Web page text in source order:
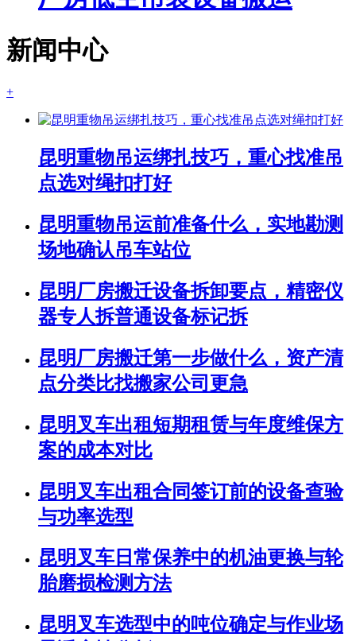
新闻中心
+
昆明重物吊运绑扎技巧，重心找准吊
点选对绳扣打好
昆明重物吊运前准备什么，实地勘测
场地确认吊车站位
昆明厂房搬迁设备拆卸要点，精密仪
器专人拆普通设备标记拆
昆明厂房搬迁第一步做什么，资产清
点分类比找搬家公司更急
昆明叉车出租短期租赁与年度维保方
案的成本对比
昆明叉车出租合同签订前的设备查验
与功率选型
昆明叉车日常保养中的机油更换与轮
胎磨损检测方法
昆明叉车选型中的吨位确定与作业场